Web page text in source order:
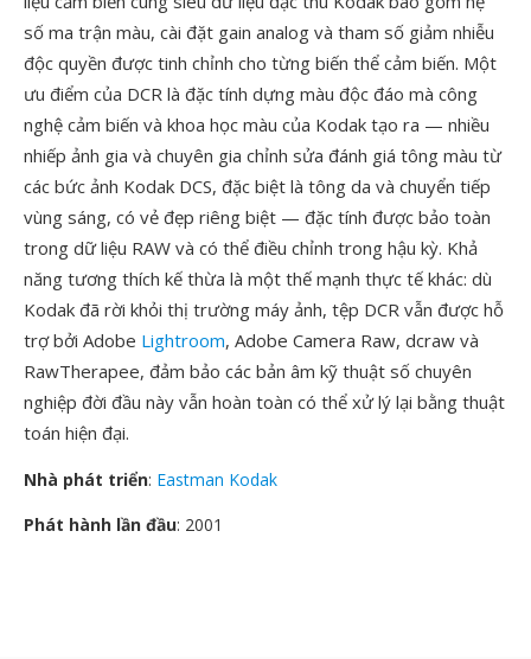
số ma trận màu, cài đặt gain analog và tham số giảm nhiễu
độc quyền được tinh chỉnh cho từng biến thể cảm biến. Một
ưu điểm của DCR là đặc tính dựng màu độc đáo mà công
nghệ cảm biến và khoa học màu của Kodak tạo ra — nhiều
nhiếp ảnh gia và chuyên gia chỉnh sửa đánh giá tông màu từ
các bức ảnh Kodak DCS, đặc biệt là tông da và chuyển tiếp
vùng sáng, có vẻ đẹp riêng biệt — đặc tính được bảo toàn
trong dữ liệu RAW và có thể điều chỉnh trong hậu kỳ. Khả
năng tương thích kế thừa là một thế mạnh thực tế khác: dù
Kodak đã rời khỏi thị trường máy ảnh, tệp DCR vẫn được hỗ
trợ bởi Adobe Lightroom, Adobe Camera Raw, dcraw và
RawTherapee, đảm bảo các bản âm kỹ thuật số chuyên
nghiệp đời đầu này vẫn hoàn toàn có thể xử lý lại bằng thuật
toán hiện đại.
Nhà phát triển: Eastman Kodak
Phát hành lần đầu: 2001